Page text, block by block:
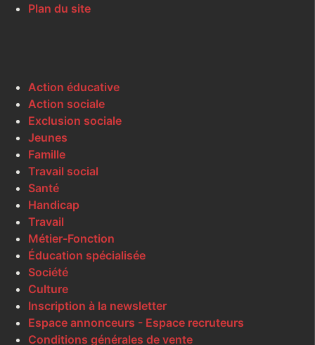
Plan du site
Action éducative
Action sociale
Exclusion sociale
Jeunes
Famille
Travail social
Santé
Handicap
Travail
Métier-Fonction
Éducation spécialisée
Société
Culture
Inscription à la newsletter
Espace annonceurs - Espace recruteurs
Conditions générales de vente